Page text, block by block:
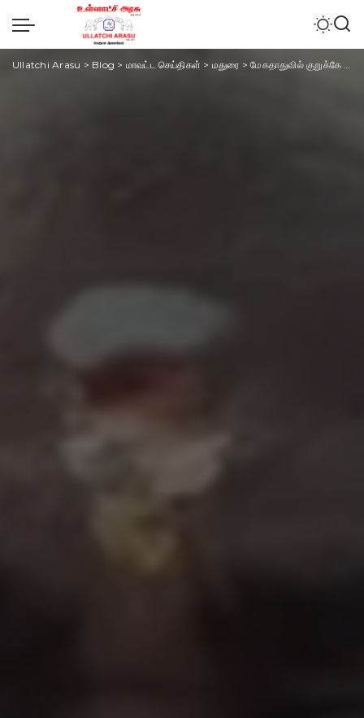
Ullatchi Arasu > Blog > மாவட்ட செய்திகள் > மதுரை >மேகதாதுவில் குறுக்கே கட்டினால் தமிழகம் பாலை வனமாக மாறிவிடும் – உதயகுமார் குற்றச்சாட்டு